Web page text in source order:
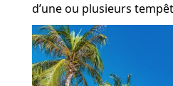
d’une ou plusieurs